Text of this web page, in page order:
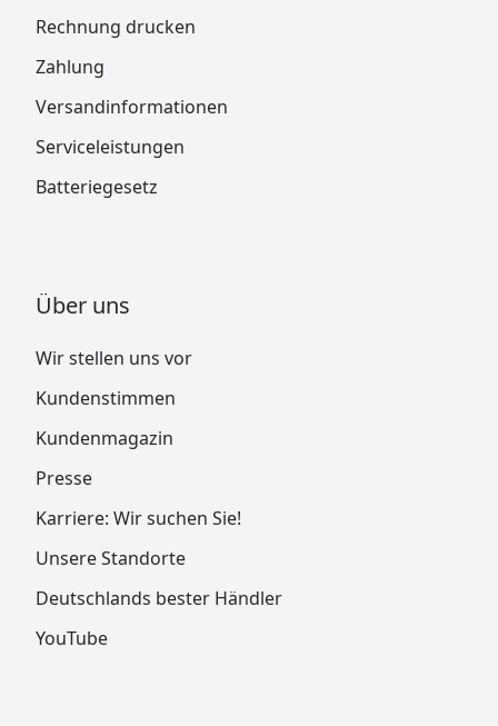
Rechnung drucken
Zahlung
Versandinformationen
Serviceleistungen
Batteriegesetz
Über uns
Wir stellen uns vor
Kundenstimmen
Kundenmagazin
Presse
Karriere: Wir suchen Sie!
Unsere Standorte
Deutschlands bester Händler
YouTube